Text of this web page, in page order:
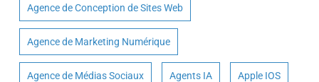
Agence de Conception de Sites Web
Agence de Marketing Numérique
Agence de Médias Sociaux Agents IA Apple IOS